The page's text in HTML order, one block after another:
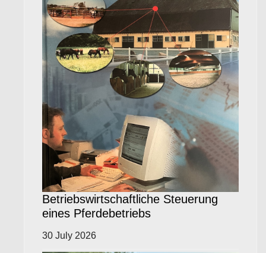
Betriebswirtschaftliche Steuerung
eines Pferdebetriebs
30 July 2026